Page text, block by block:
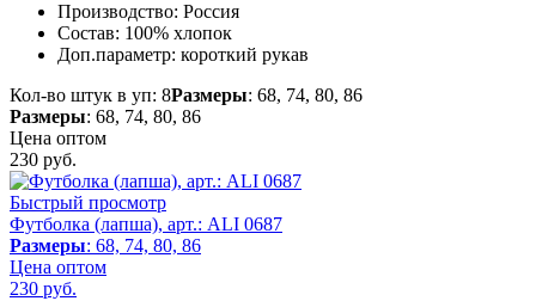
Производство: Россия
Состав: 100% хлопок
Доп.параметр: короткий рукав
Кол-во штук в уп: 8Размеры: 68, 74, 80, 86
Размеры: 68, 74, 80, 86
Цена оптом
230 руб.
Быстрый просмотр
Футболка (лапша), арт.: ALI 0687
Размеры: 68, 74, 80, 86
Цена оптом
230 руб.